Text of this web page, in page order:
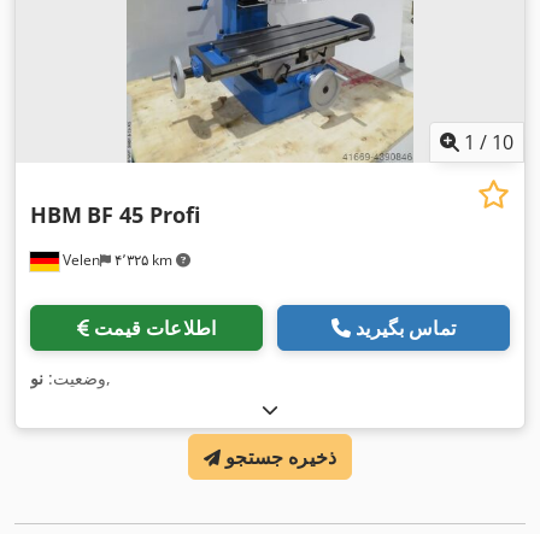
1 / 10
Velen ۴٬۳۲۵ km
HBM BF 45 Profi
اطلاعات قیمت تماس بگیرید
وضعیت: نو ,
ذخیره جستجو